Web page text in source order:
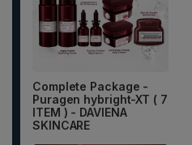
Complete Package -
Puragen hybright-XT ( 7
ITEM ) - DAVIENA
SKINCARE